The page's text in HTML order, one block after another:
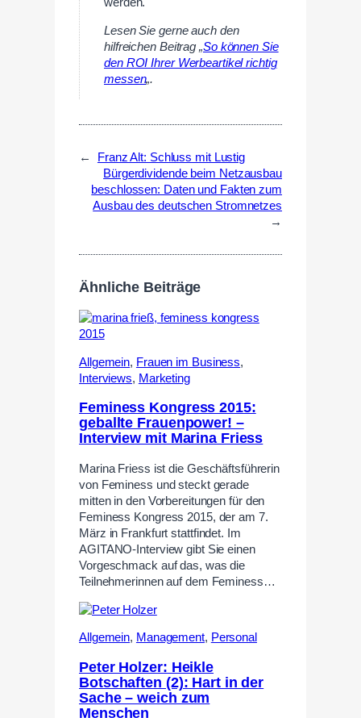
werden.
Lesen Sie gerne auch den
hilfreichen Beitrag „So können Sie
den ROI Ihrer Werbeartikel richtig
messen„.
←
Franz Alt: Schluss mit Lustig
Bürgerdividende beim Netzausbau
beschlossen: Daten und Fakten zum
Ausbau des deutschen Stromnetzes
→
Ähnliche Beiträge
Allgemein, Frauen im Business,
Interviews, Marketing
Feminess Kongress 2015:
geballte Frauenpower! –
Interview mit Marina Friess
Marina Friess ist die Geschäftsführerin
von Feminess und steckt gerade
mitten in den Vorbereitungen für den
Feminess Kongress 2015, der am 7.
März in Frankfurt stattfindet. Im
AGITANO-Interview gibt Sie einen
Vorgeschmack auf das, was die
Teilnehmerinnen auf dem Feminess…
Allgemein, Management, Personal
Peter Holzer: Heikle
Botschaften (2): Hart in der
Sache – weich zum
Menschen